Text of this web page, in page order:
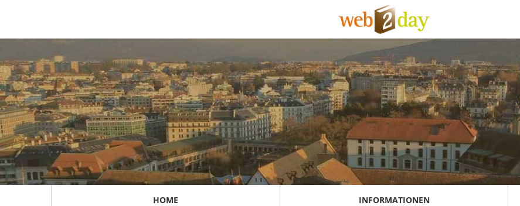
HOME INFORMATIONEN